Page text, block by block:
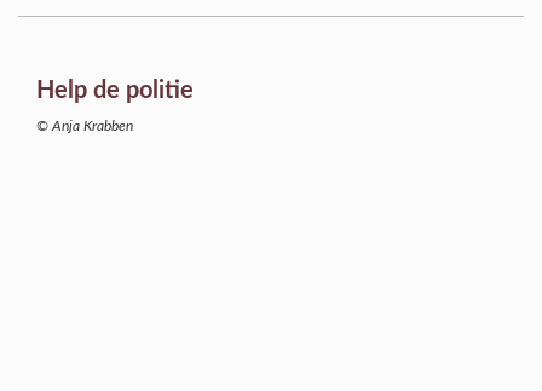
Help de politie
© Anja Krabben